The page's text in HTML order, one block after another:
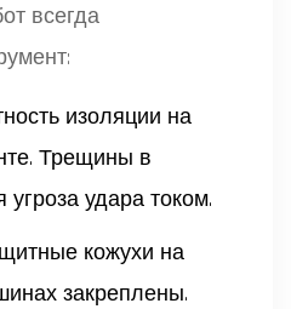
всегда
изоляции на
Трещины в
удара током.
кожухи на
закреплены.